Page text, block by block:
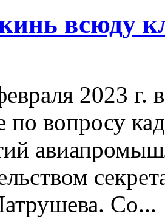
всюду
2023 г.
по вопросу
Со...